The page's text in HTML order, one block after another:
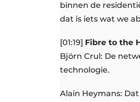
binnen de
dat is iets wat we
[01:19] Fibre to the
Björn Crul: De
technologie.
Alain Heymans: